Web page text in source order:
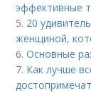
эффективные
5. 20
женщиной,
6.Основные
7. Как лучше